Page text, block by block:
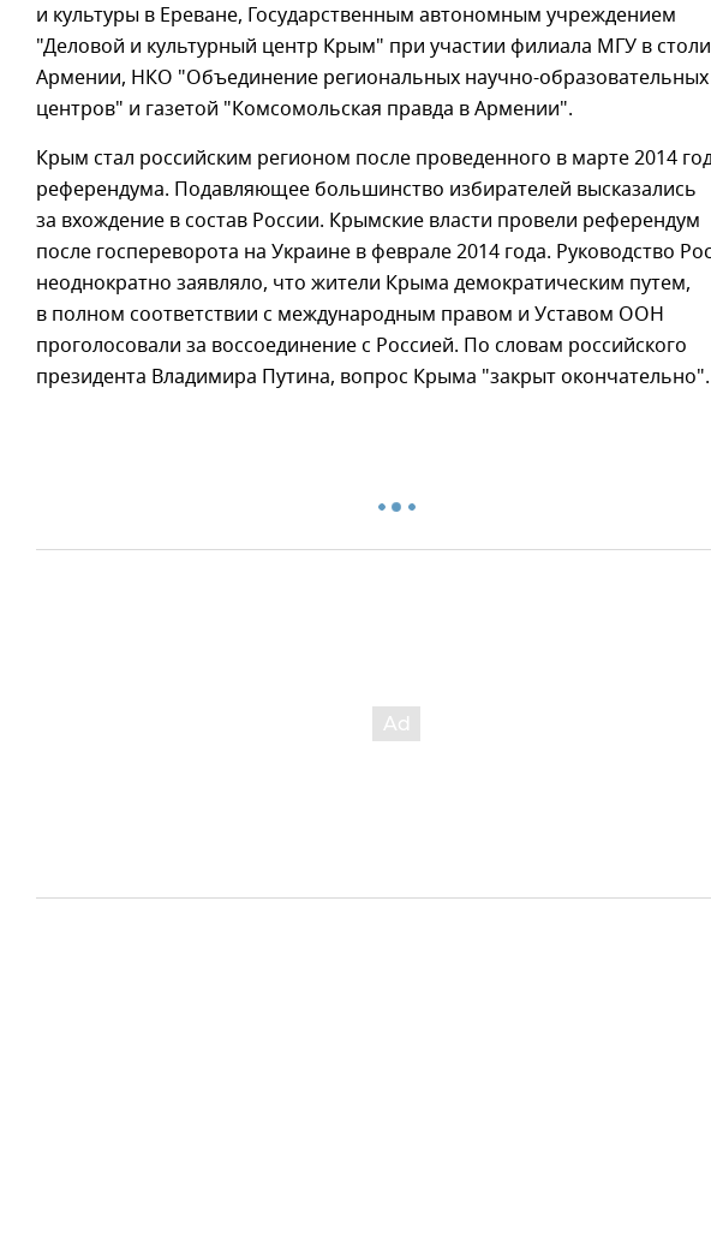
и культуры в Ереване, Государственным автономным учреждением
"Деловой и культурный центр Крым" при участии филиала МГУ в
Армении, НКО "Объединение региональных научно-образовательных
центров" и газетой "Комсомольская правда в Армении".
Крым стал российским регионом после проведенного в марте 2014
референдума. Подавляющее большинство избирателей высказались
за вхождение в состав России. Крымские власти провели референдум
после госпереворота на Украине в феврале 2014 года. Руководство
неоднократно заявляло, что жители Крыма демократическим путем,
в полном соответствии с международным правом и Уставом ООН
проголосовали за воссоединение с Россией. По словам российского
президента Владимира Путина, вопрос Крыма "закрыт окончательно".